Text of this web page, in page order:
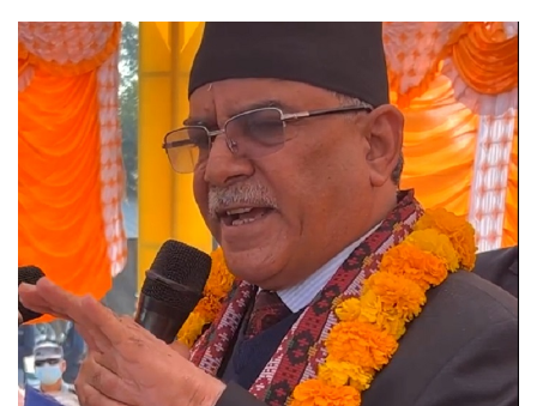
‘ईयुमा डट कम’ले बुधबारदेखि आफ्नो
औपचारिक सेवा सञ्चालनमा
हलमा छैन ‘गौँथली’को टिकट